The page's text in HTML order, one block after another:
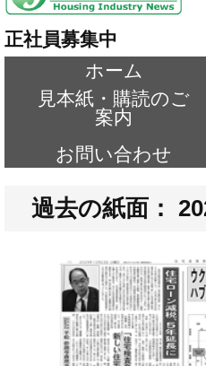
正社員募集中
ホーム
見本紙・購読のご
案内
お問い合わせ
過去の紙面：